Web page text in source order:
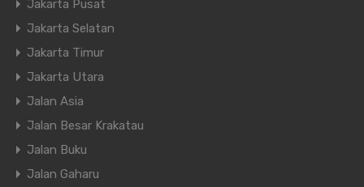
Jakarta Pusat
Jakarta Selatan
Jakarta Timur
Jakarta Utara
Jalan Asia
Jalan Besar Krakatau
Jalan Buku
Jalan Gaharu